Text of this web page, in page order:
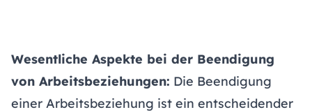
Wesentliche Aspekte bei der Beendigung
von Arbeitsbeziehungen: Die Beendigung
einer Arbeitsbeziehung ist ein entscheidender